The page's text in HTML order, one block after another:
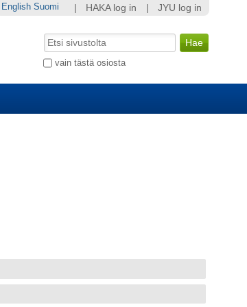
Hae
vain tästä osiosta
Laajennettu
HAKA log in JYU log in
English Suomi